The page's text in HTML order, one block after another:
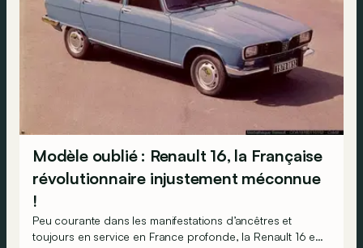
Modèle oublié : Renault 16, la Française
révolutionnaire injustement méconnue
!
Peu courante dans les manifestations d’ancêtres et
toujours en service en France profonde, la Renault 16 est